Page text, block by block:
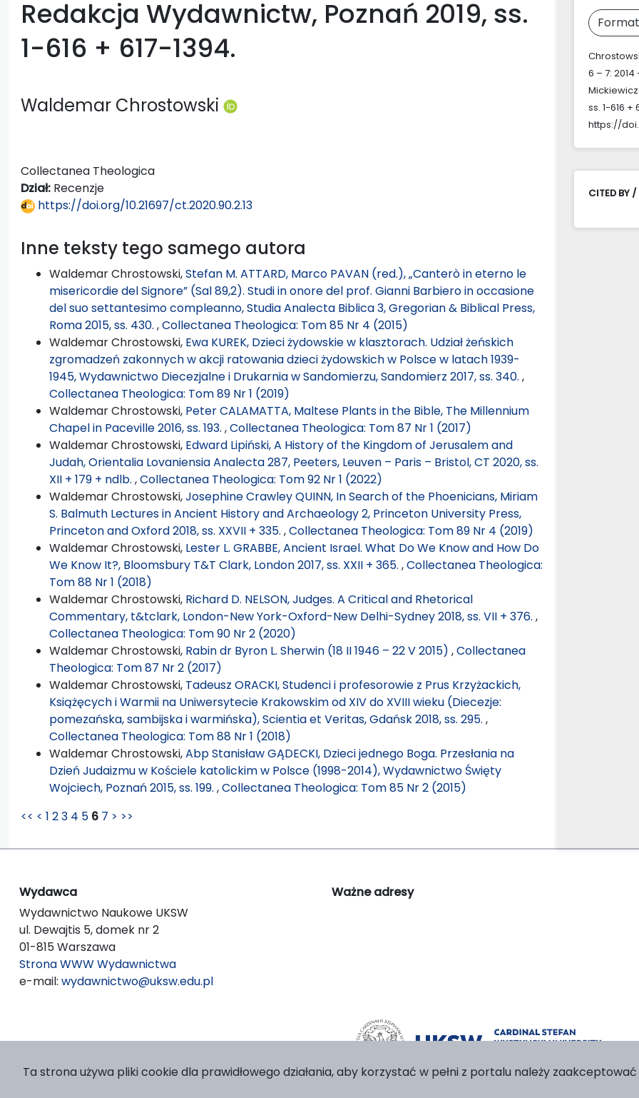
Redakcja Wydawnictw, Poznań 2019, ss.
1-616 + 617-1394.
Waldemar Chrostowski
Collectanea Theologica
Dział: Recenzje
https://doi.org/10.21697/ct.2020.90.2.13
Inne teksty tego samego autora
Waldemar Chrostowski,Stefan M. ATTARD, Marco PAVAN (red.), „Canterò in eterno le
misericordie del Signore” (Sal 89,2). Studi in onore del prof. Gianni Barbiero in occasione
del suo settantesimo compleanno, Studia Analecta Biblica 3, Gregorian & Biblical Press,
Roma 2015, ss. 430. ,Collectanea Theologica: Tom 85 Nr 4 (2015)
Waldemar Chrostowski, Ewa KUREK, Dzieci żydowskie w klasztorach. Udział żeńskich
zgromadzeń zakonnych w akcji ratowania dzieci żydowskich w Polsce w latach 1939-
1945, Wydawnictwo Diecezjalne i Drukarnia w Sandomierzu, Sandomierz 2017, ss. 340. ,
Collectanea Theologica: Tom 89 Nr 1 (2019)
Waldemar Chrostowski, Peter CALAMATTA, Maltese Plants in the Bible, The Millennium
Chapel in Paceville 2016, ss. 193. ,Collectanea Theologica: Tom 87 Nr 1 (2017)
Waldemar Chrostowski, Edward Lipiński, A History of the Kingdom of Jerusalem and
Judah, Orientalia Lovaniensia Analecta 287, Peeters, Leuven – Paris – Bristol, CT 2020, ss.
XII + 179 + ndlb. ,Collectanea Theologica: Tom 92 Nr 1 (2022)
Waldemar Chrostowski,Josephine Crawley QUINN, In Search of the Phoenicians, Miriam
S. Balmuth Lectures in Ancient History and Archaeology 2, Princeton University Press,
Princeton and Oxford 2018, ss. XXVII + 335. ,Collectanea Theologica: Tom 89 Nr 4 (2019)
Waldemar Chrostowski, Lester L. GRABBE, Ancient Israel. What Do We Know and How Do
We Know It?, Bloomsbury T&T Clark, London 2017, ss. XXII + 365. ,Collectanea Theologica:
Tom 88 Nr 1 (2018)
Waldemar Chrostowski, Richard D. NELSON, Judges. A Critical and Rhetorical
Commentary, t&tclark, London-New York-Oxford-New Delhi-Sydney 2018, ss. VII + 376. ,
Collectanea Theologica: Tom 90 Nr 2 (2020)
Waldemar Chrostowski, Rabin dr Byron L. Sherwin (18 II 1946 – 22 V 2015) ,Collectanea
Theologica: Tom 87 Nr 2 (2017)
Waldemar Chrostowski, Tadeusz ORACKI, Studenci i profesorowie z Prus Krzyżackich,
Książęcych i Warmii na Uniwersytecie Krakowskim od XIV do XVIII wieku (Diecezje:
pomezańska, sambijska i warmińska), Scientia et Veritas, Gdańsk 2018, ss. 295. ,
Collectanea Theologica: Tom 88 Nr 1 (2018)
Waldemar Chrostowski,Abp Stanisław GĄDECKI, Dzieci jednego Boga. Przesłania na
Dzień Judaizmu w Kościele katolickim w Polsce (1998-2014), Wydawnictwo Święty
Wojciech, Poznań 2015, ss. 199. ,Collectanea Theologica: Tom 85 Nr 2 (2015)
<< < 1 23 4 5 6 7 > >>
6 – 7:
ss. 1-616 +
https://
CITED BY /
Wydawca
Wydawnictwo Naukowe UKSW
ul. Dewajtis 5, domek nr 2
01-815 Warszawa
Strona WWW Wydawnictwa
e-mail: wydawnictwo@uksw.edu.pl
Ważne adresy
Ta strona używa pliki cookie dla prawidłowego działania, aby korzystać w pełni z portalu należy